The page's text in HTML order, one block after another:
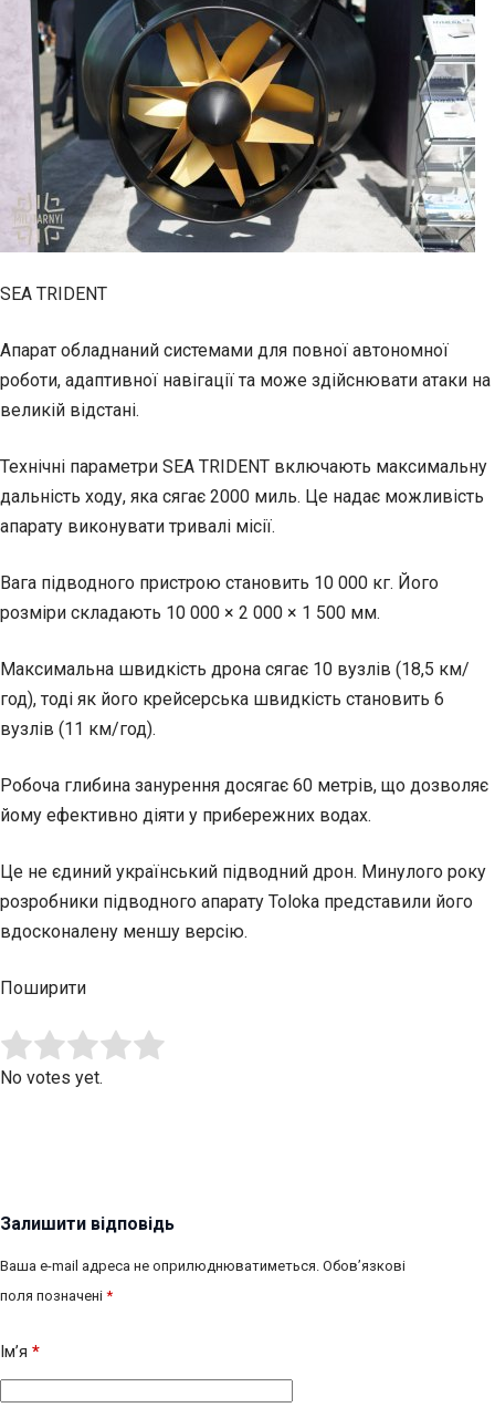
SEA TRIDENT
Апарат обладнаний системами для повної автономної
роботи, адаптивної навігації та може здійснювати атаки на
великій відстані.
Технічні параметри SEA TRIDENT включають максимальну
дальність ходу, яка сягає 2000 миль. Це надає можливість
апарату виконувати тривалі місії.
Вага підводного пристрою становить 10 000 кг. Його
розміри складають 10 000 × 2 000 × 1 500 мм.
Максимальна швидкість дрона сягає 10 вузлів (18,5 км/
год), тоді як його крейсерська швидкість становить 6
вузлів (11 км/год).
Робоча глибина занурення досягає 60 метрів, що дозволяє
йому ефективно діяти у прибережних водах.
Це не єдиний український підводний дрон. Минулого року
розробники підводного апарату Toloka представили його
вдосконалену меншу версію.
Поширити
Rate this item:
No votes yet.
Залишити відповідь
Ваша e-mail адреса не оприлюднюватиметься. Обов’язкові
поля позначені *
Ім’я *